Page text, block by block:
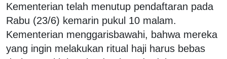
Kementerian telah menutup pendaftaran pada
Rabu (23/6) kemarin pukul 10 malam.
Kementerian menggarisbawahi, bahwa mereka
yang ingin melakukan ritual haji harus bebas